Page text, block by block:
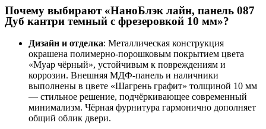
Почему выбирают «НаноБлэк лайн, панель 087
Дуб кантри темный с фрезеровкой 10 мм»?
Дизайн и отделка: Металлическая конструкция
окрашена полимерно-порошковым покрытием цвета
«Муар чёрный», устойчивым к повреждениям и
коррозии. Внешняя МДФ-панель и наличники
выполнены в цвете «Шагрень графит» толщиной 10 мм
— стильное решение, подчёркивающее современный
минимализм. Чёрная фурнитура гармонично дополняет
общий облик двери.